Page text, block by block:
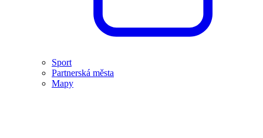
Sport
Partnerská města
Mapy